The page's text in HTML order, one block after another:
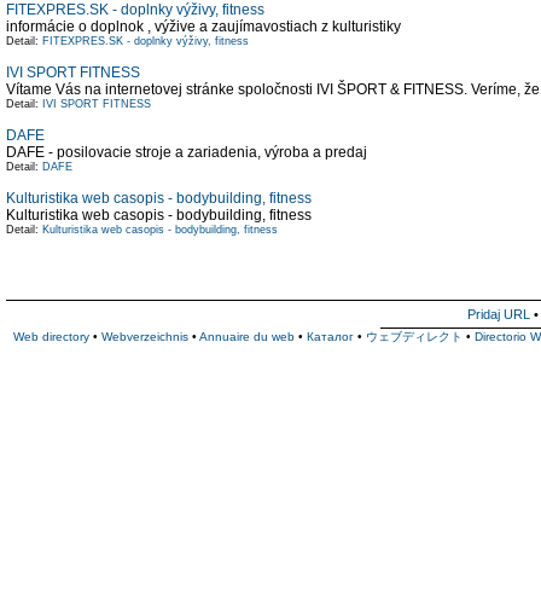
FITEXPRES.SK - doplnky výživy, fitness
informácie o doplnok , výžive a zaujímavostiach z kulturistiky
Detail: FITEXPRES.SK - doplnky výživy, fitness
IVI SPORT FITNESS
Vítame Vás na internetovej stránke spoločnosti IVI ŠPORT & FITNESS. Veríme,
Detail: IVI SPORT FITNESS
DAFE
DAFE - posilovacie stroje a zariadenia, výroba a predaj
Detail: DAFE
Kulturistika web casopis - bodybuilding, fitness
Kulturistika web casopis - bodybuilding, fitness
Detail: Kulturistika web casopis - bodybuilding, fitness
Pridaj URL •
Web directory • Webverzeichnis • Annuaire du web • Каталог • ウェブディレクト • Directorio